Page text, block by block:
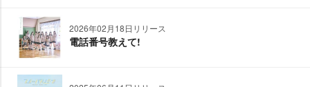
2026年02月18日リリース
電話番号教えて!